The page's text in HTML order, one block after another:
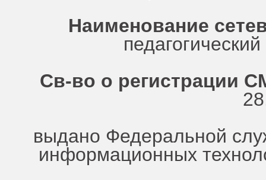
Наименование
Св-во о регистрации
выдано Федеральной
информационных